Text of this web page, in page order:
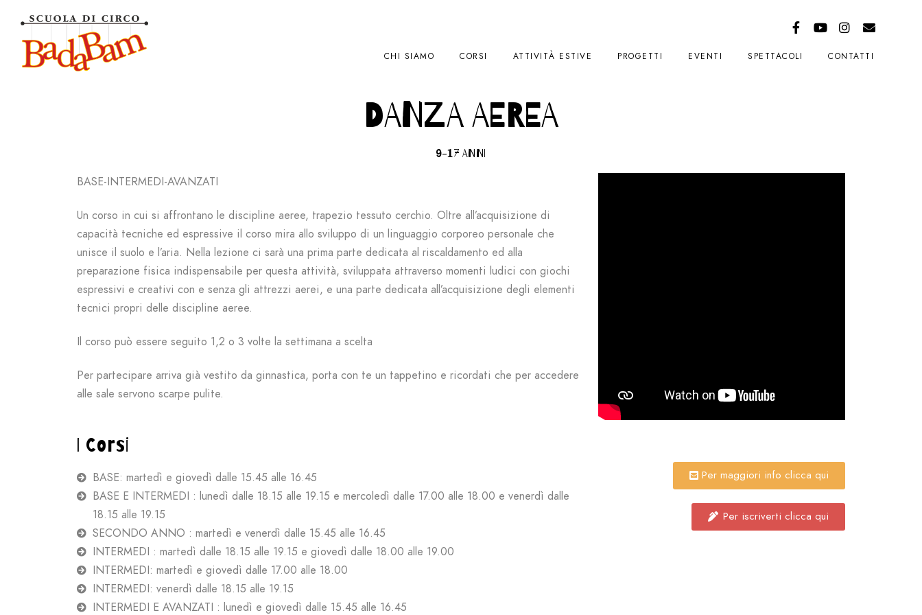
CHI SIAMO CORSI ATTIVITÀ ESTIVE PROGETTI EVENTI SPETTACOLI CONTATTI
DANZA AEREA
9-17 ANNI
BASE-INTERMEDI-AVANZATI
Un corso in cui si affrontano le discipline aeree, trapezio tessuto cerchio. Oltre all’acquisizione di
capacità tecniche ed espressive il corso mira allo sviluppo di un linguaggio corporeo personale che
unisce il suolo e l’aria. Nella lezione ci sarà una prima parte dedicata al riscaldamento ed alla
preparazione fisica indispensabile per questa attività, sviluppata attraverso momenti ludici con giochi
espressivi e creativi con e senza gli attrezzi aerei, e una parte dedicata all’acquisizione degli elementi
tecnici propri delle discipline aeree.
Il corso può essere seguito 1,2 o 3 volte la settimana a scelta
Per partecipare arriva già vestito da ginnastica, porta con te un tappetino e ricordati che per accedere
alle sale servono scarpe pulite.
I Corsi
BASE: martedì e giovedì dalle 15.45 alle 16.45
BASE E INTERMEDI : lunedì dalle 18.15 alle 19.15 e mercoledì dalle 17.00 alle 18.00 e venerdì dalle
18.15 alle 19.15
SECONDO ANNO : martedì e venerdì dalle 15.45 alle 16.45
INTERMEDI : martedì dalle 18.15 alle 19.15 e giovedì dalle 18.00 alle 19.00
INTERMEDI: martedì e giovedì dalle 17.00 alle 18.00
INTERMEDI: venerdì dalle 18.15 alle 19.15
INTERMEDI E AVANZATI : lunedì e giovedì dalle 15.45 alle 16.45
Per maggiori info clicca qui
Per iscriverti clicca qui